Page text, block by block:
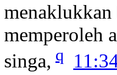
menaklukkan
memperoleh
singa, q